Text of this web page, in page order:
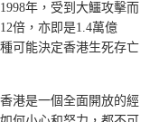
年，受到大鱷攻擊而
倍，亦即是1.4萬億
可能決定香港生死存亡
港是一個全面開放的經